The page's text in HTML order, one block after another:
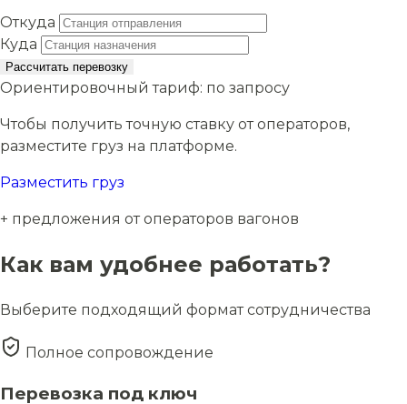
Откуда
Куда
Рассчитать перевозку
Ориентировочный тариф: по запросу
Чтобы получить точную ставку от операторов,
разместите груз на платформе.
Разместить груз
+ предложения от операторов вагонов
Как вам удобнее работать?
Выберите подходящий формат сотрудничества
Полное сопровождение
Перевозка под ключ